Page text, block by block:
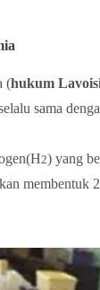
(hukum
sama
2) yang
membentuk